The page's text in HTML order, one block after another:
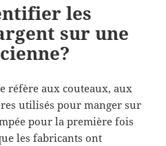
les
sur une
réfère aux couteaux, aux
utilisés pour manger sur
pour la première fois
les fabricants ont